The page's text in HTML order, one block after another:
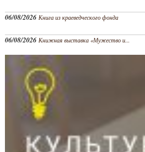
06/08/2026 Книга из краеведческого фонда
06/08/2026 Книжная выставка «Мужество и...